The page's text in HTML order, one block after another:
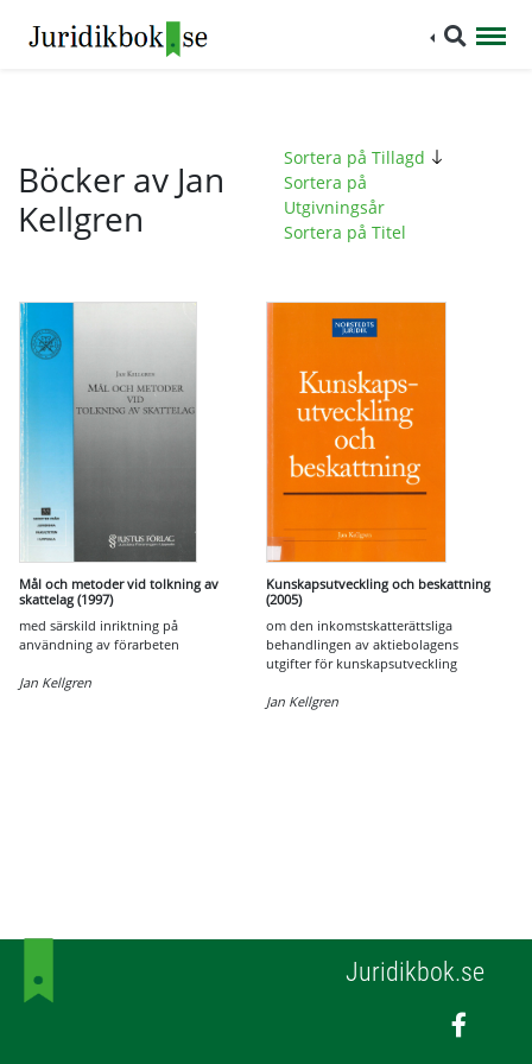
Böcker av Jan
Kellgren
Sortera på Tillagd
Sortera på
Utgivningsår
Sortera på Titel
Mål och metoder vid tolkning av
skattelag (1997)
med särskild inriktning på
användning av förarbeten
Jan Kellgren
Kunskapsutveckling och beskattning
(2005)
om den inkomstskatterättsliga
behandlingen av aktiebolagens
utgifter för kunskapsutveckling
Jan Kellgren
Juridikbok.se